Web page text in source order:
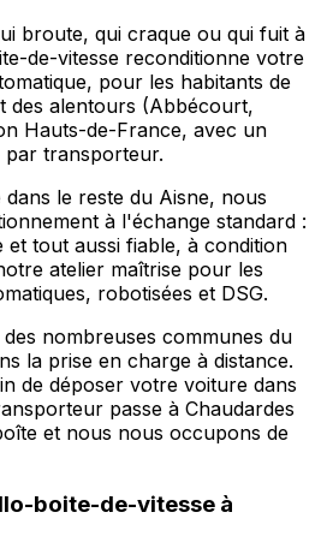
broute, qui craque ou qui fuit à
de-vitesse reconditionne votre
pour les habitants de
des alentours (Abbécourt,
Hauts-de-France, avec un
par transporteur.
le reste du Aisne, nous
à l'échange standard :
tout aussi fiable, à condition
atelier maîtrise pour les
robotisées et DSG.
nombreuses communes du
la prise en charge à distance.
de déposer votre voiture dans
passe à Chaudardes
et nous nous occupons de
boite-de-vitesse à